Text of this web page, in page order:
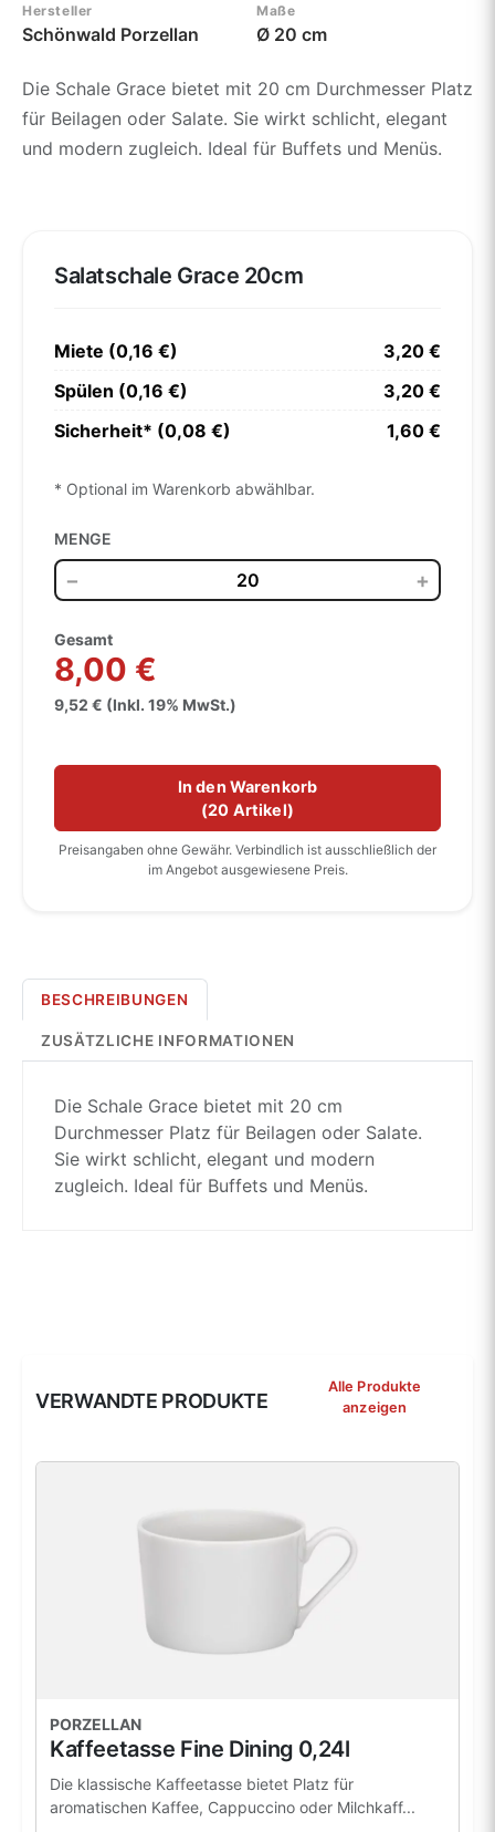
Hersteller
Schönwald Porzellan
Maße
Ø 20 cm
Die Schale Grace bietet mit 20 cm Durchmesser Platz
für Beilagen oder Salate. Sie wirkt schlicht, elegant
und modern zugleich. Ideal für Buffets und Menüs.
Salatschale Grace 20cm
Miete (0,16 €)
3,20 €
Spülen (0,16 €)
3,20 €
Sicherheit* (0,08 €)
1,60 €
* Optional im Warenkorb abwählbar.
MENGE
− +
Gesamt
8,00 €
9,52 € (Inkl. 19% MwSt.)
In den Warenkorb
(20 Artikel)
Preisangaben ohne Gewähr. Verbindlich ist ausschließlich der
im Angebot ausgewiesene Preis.
BESCHREIBUNGEN
ZUSÄTZLICHE INFORMATIONEN
Die Schale Grace bietet mit 20 cm
Durchmesser Platz für Beilagen oder Salate.
Sie wirkt schlicht, elegant und modern
zugleich. Ideal für Buffets und Menüs.
VERWANDTE PRODUKTE
Alle Produkte
anzeigen
PORZELLAN
Kaffeetasse Fine Dining 0,24l
Die klassische Kaffeetasse bietet Platz für
aromatischen Kaffee, Cappuccino oder Milchkaff...